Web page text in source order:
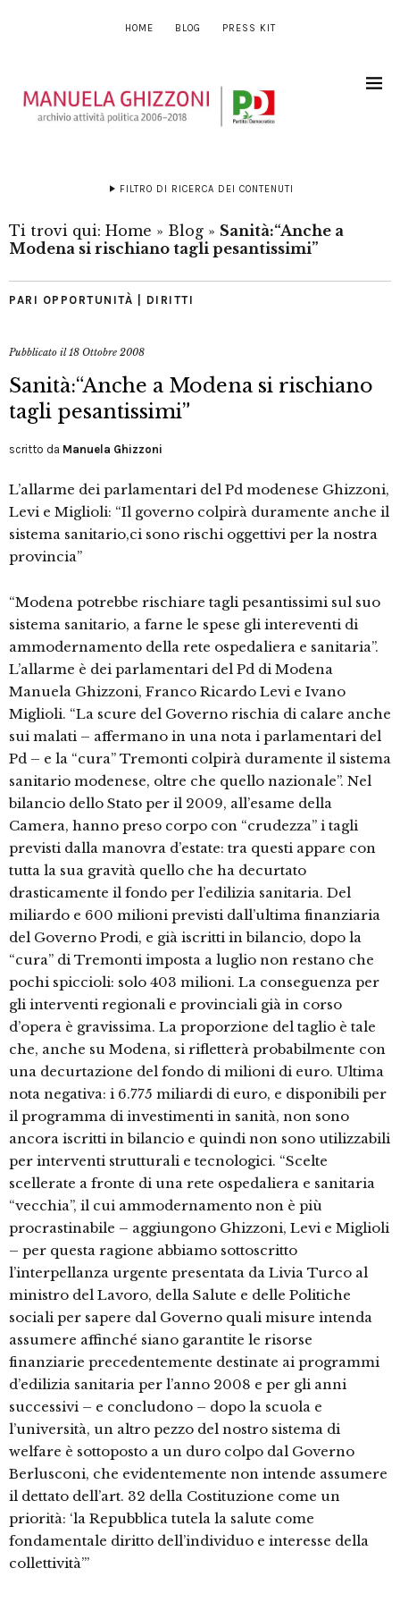
HOME BLOG PRESS KIT
FILTRO DI RICERCA DEI CONTENUTI
Ti trovi qui: Home » Blog » Sanità:“Anche a
Modena si rischiano tagli pesantissimi”
PARI OPPORTUNITÀ | DIRITTI
Pubblicato il18 Ottobre 2008
Sanità:“Anche a Modena si rischiano
tagli pesantissimi”
scritto da Manuela Ghizzoni
L’allarme dei parlamentari del Pd modenese Ghizzoni,
Levi e Miglioli: “Il governo colpirà duramente anche il
sistema sanitario,ci sono rischi oggettivi per la nostra
provincia”
“Modena potrebbe rischiare tagli pesantissimi sul suo
sistema sanitario, a farne le spese gli intereventi di
ammodernamento della rete ospedaliera e sanitaria”.
L’allarme è dei parlamentari del Pd di Modena
Manuela Ghizzoni, Franco Ricardo Levi e Ivano
Miglioli. “La scure del Governo rischia di calare anche
sui malati – affermano in una nota i parlamentari del
Pd – e la “cura” Tremonti colpirà duramente il sistema
sanitario modenese, oltre che quello nazionale”. Nel
bilancio dello Stato per il 2009, all’esame della
Camera, hanno preso corpo con “crudezza” i tagli
previsti dalla manovra d’estate: tra questi appare con
tutta la sua gravità quello che ha decurtato
drasticamente il fondo per l’edilizia sanitaria. Del
miliardo e 600 milioni previsti dall’ultima finanziaria
del Governo Prodi, e già iscritti in bilancio, dopo la
“cura” di Tremonti imposta a luglio non restano che
pochi spiccioli: solo 403 milioni. La conseguenza per
gli interventi regionali e provinciali già in corso
d’opera è gravissima. La proporzione del taglio è tale
che, anche su Modena, si rifletterà probabilmente con
una decurtazione del fondo di milioni di euro. Ultima
nota negativa: i 6.775 miliardi di euro, e disponibili per
il programma di investimenti in sanità, non sono
ancora iscritti in bilancio e quindi non sono utilizzabili
per interventi strutturali e tecnologici. “Scelte
scellerate a fronte di una rete ospedaliera e sanitaria
“vecchia”, il cui ammodernamento non è più
procrastinabile – aggiungono Ghizzoni, Levi e Miglioli
– per questa ragione abbiamo sottoscritto
l’interpellanza urgente presentata da Livia Turco al
ministro del Lavoro, della Salute e delle Politiche
sociali per sapere dal Governo quali misure intenda
assumere affinché siano garantite le risorse
finanziarie precedentemente destinate ai programmi
d’edilizia sanitaria per l’anno 2008 e per gli anni
successivi – e concludono – dopo la scuola e
l’università, un altro pezzo del nostro sistema di
welfare è sottoposto a un duro colpo dal Governo
Berlusconi, che evidentemente non intende assumere
il dettato dell’art. 32 della Costituzione come un
priorità: ‘la Repubblica tutela la salute come
fondamentale diritto dell’individuo e interesse della
collettività’”